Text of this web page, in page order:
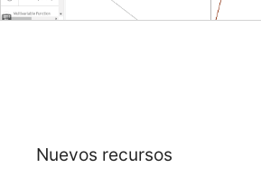
Nuevos recursos